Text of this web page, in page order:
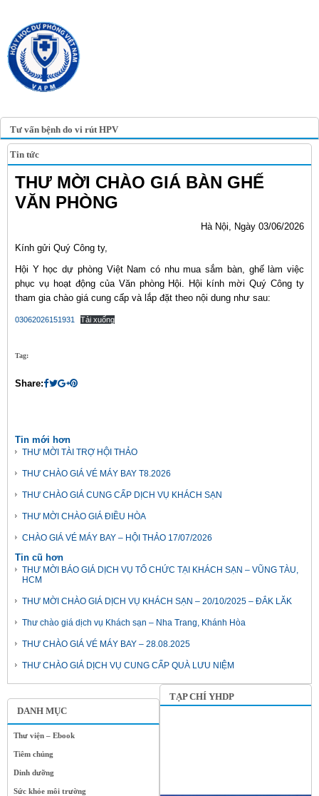
Tư vấn bệnh do vi rút HPV
DANH MỤC
Thư viện – Ebook
Tiêm chủng
Dinh dưỡng
Sức khỏe môi trường
Tin tức
THƯ MỜI CHÀO GIÁ BÀN GHẾ
VĂN PHÒNG
Hà Nội, Ngày 03/06/2026
Kính gửi Quý Công ty,
Hội Y học dự phòng Việt Nam có nhu mua sắm bàn, ghế làm việc
phục vụ hoạt động của Văn phòng Hội. Hội kính mời Quý Công ty
tham gia chào giá cung cấp và lắp đặt theo nội dung như sau:
03062026151931 Tải xuống
Tag:
Share:
Tin mới hơn
THƯ MỜI TÀI TRỢ HỘI THẢO
THƯ CHÀO GIÁ VÉ MÁY BAY T8.2026
THƯ CHÀO GIÁ CUNG CẤP DỊCH VỤ KHÁCH SẠN
THƯ MỜI CHÀO GIÁ ĐIỀU HÒA
CHÀO GIÁ VÉ MÁY BAY – HỘI THẢO 17/07/2026
Tin cũ hơn
THƯ MỜI BÁO GIÁ DỊCH VỤ TỔ CHỨC TẠI KHÁCH SẠN – VŨNG TÀU,
HCM
THƯ MỜI CHÀO GIÁ DỊCH VỤ KHÁCH SẠN – 20/10/2025 – ĐẮK LĂK
Thư chào giá dịch vụ Khách sạn – Nha Trang, Khánh Hòa
THƯ CHÀO GIÁ VÉ MÁY BAY – 28.08.2025
THƯ CHÀO GIÁ DỊCH VỤ CUNG CẤP QUÀ LƯU NIỆM
TẠP CHÍ YHDP